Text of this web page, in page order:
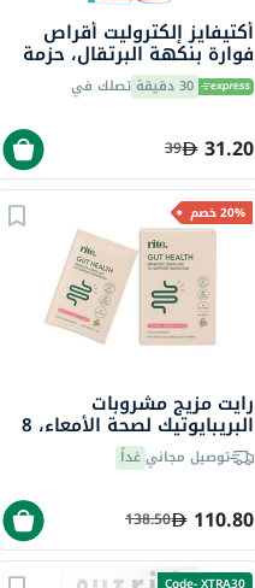
أكتيفايز إلكتروليت أقراص
فوارة بنكهة البرتقال، حزمة
من 20 30 دقيقة تصلك في
31.20
39
20% خصم
رايت مزيج مشروبات
البريبايوتيك لصحة الأمعاء، 8
جرام، حزمة من 15
توصيل مجانيغداً
110.80
138.50